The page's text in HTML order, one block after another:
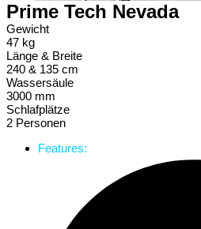
Prime Tech Nevada
Gewicht
47 kg
Länge & Breite
240 & 135 cm
Wassersäule
3000 mm
Schlafplätze
2 Personen
Features: